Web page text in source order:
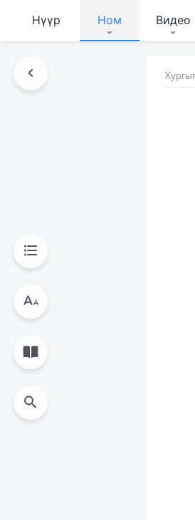
Нүүр Ном Видео